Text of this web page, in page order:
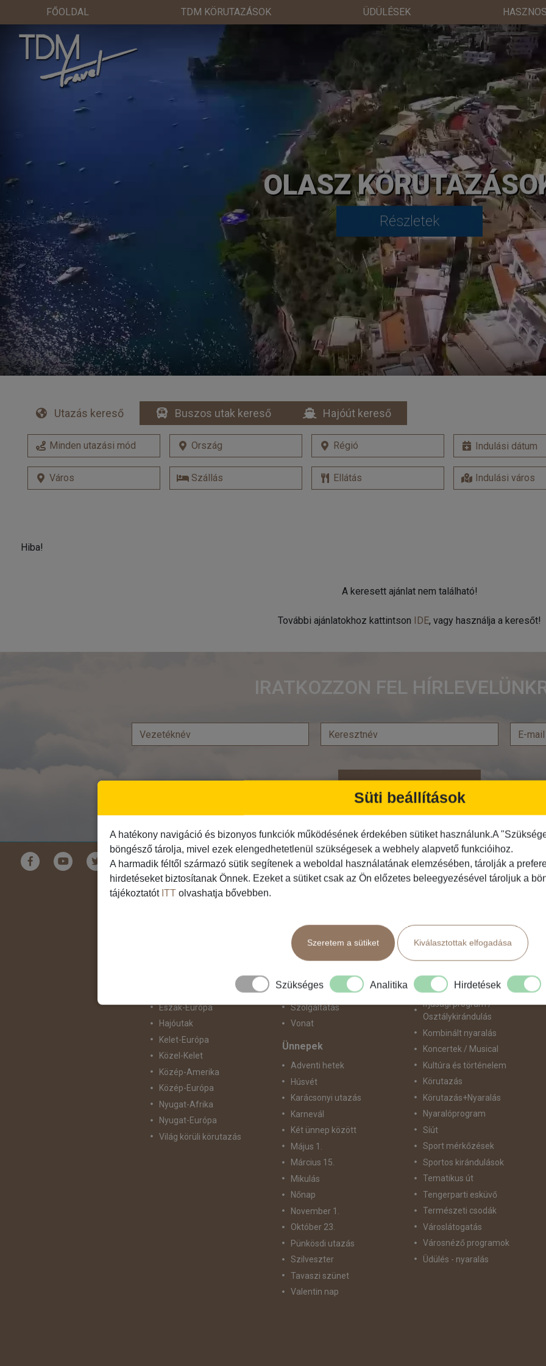
FŐOLDAL TDM KÖRUTAZÁSOK ÜDÜLÉSEK
OLASZ
Részletek
Utazás kereső Buszos utak kereső Hajóút kereső
Hiba!
A keresett ajánlat nem található!
További ajánlatokhoz kattintson IDE, vagy használja a keresőt!
IRATKOZZON FEL
Feliratkozás
Földrészek
Ausztrália
Ázsia
Észak-Európa
Hajóutak
Kelet-Európa
Közel-Kelet
Közép-Amerika
Közép-Európa
Nyugat-Afrika
Nyugat-Európa
Világ körüli körutazás
Közlekedés
Busszal
Fly & Drive
Hajó
repülő+busz
repülő+hajó
Repülővel
Szolgáltatás
Vonat
Ünnepek
Adventi hetek
Húsvét
Karácsonyi utazás
Karnevál
Két ünnep között
Május 1.
Március 15.
Mikulás
Nőnap
November 1.
Október 23.
Pünkösdi utazás
Szilveszter
Tavaszi szünet
Valentin nap
Programtípus
1 napos utak
Egzotikus út
Fesztiválok
Golfút
Gyalogtúra
Hajóút
Ifjúsági program /
Osztálykirándulás
Kombinált nyaralás
Koncertek / Musical
Kultúra és történelem
Körutazás
Körutazás+Nyaralás
Nyaralóprogram
Síút
Sport mérkőzések
Sportos kirándulások
Tematikus út
Tengerparti esküvő
Természeti csodák
Városlátogatás
Városnéző programok
Üdülés - nyaralás
Süti beállítások
A hatékony navigáció és bizonyos funkciók működésének érdekében sütiket használunk.A
böngésző tárolja, mivel ezek elengedhetetlenül szükségesek a webhely alapvető funkcióihoz.
A harmadik féltől származó sütik segítenek a weboldal használatának elemzésében, tárolják a
hirdetéseket biztosítanak Önnek. Ezeket a sütiket csak az Ön előzetes beleegyezésével tároljuk a
tájékoztatót ITT olvashatja bővebben.
Szeretem a sütiket Kiválasztottak elfogadása
Szükséges Analitika Hirdetések